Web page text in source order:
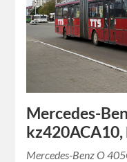
Mercedes-
kz420ACA10,
Mercedes-Benz O